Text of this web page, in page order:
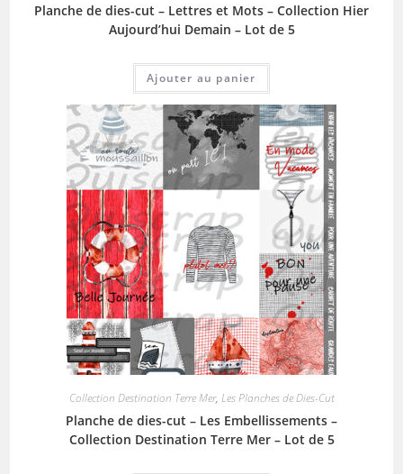
Planche de dies-cut – Lettres et Mots – Collection Hier
Aujourd’hui Demain – Lot de 5
Ajouter au panier
Collection Destination Terre Mer, Les Planches de Dies-Cut
Planche de dies-cut – Les Embellissements –
Collection Destination Terre Mer – Lot de 5